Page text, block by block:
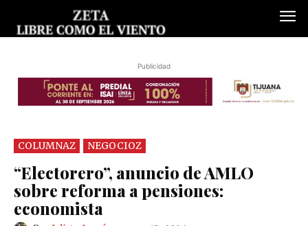
Publicidad
COLUMNAZ NEGOCIOZ
“Electorero”, anuncio de AMLO
sobre reforma a pensiones:
economista